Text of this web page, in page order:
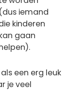
(dus iemand
kinderen
gaan
een erg leuk
je veel